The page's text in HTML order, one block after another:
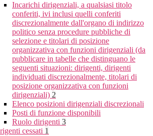
Incarichi dirigenziali, a qualsiasi titolo
conferiti, ivi inclusi quelli conferiti
discrezionalmente dall'organo di indirizzo
politico senza procedure pubbliche di
selezione e titolari di posizione
organizzativa con funzioni dirigenziali (da
pubblicare in tabelle che distinguano le
seguenti situazioni: dirigenti, dirigenti
individuati discrezionalmente, titolari di
posizione organizzativa con funzioni
dirigenziali) 2
Elenco posizioni dirigenziali discrezionali
Posti di funzione disponibili
Ruolo dirigenti 3
cessati 1